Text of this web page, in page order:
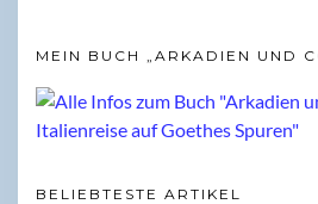
MEIN BUCH „ARKADIEN UND
BELIEBTESTE ARTIKEL